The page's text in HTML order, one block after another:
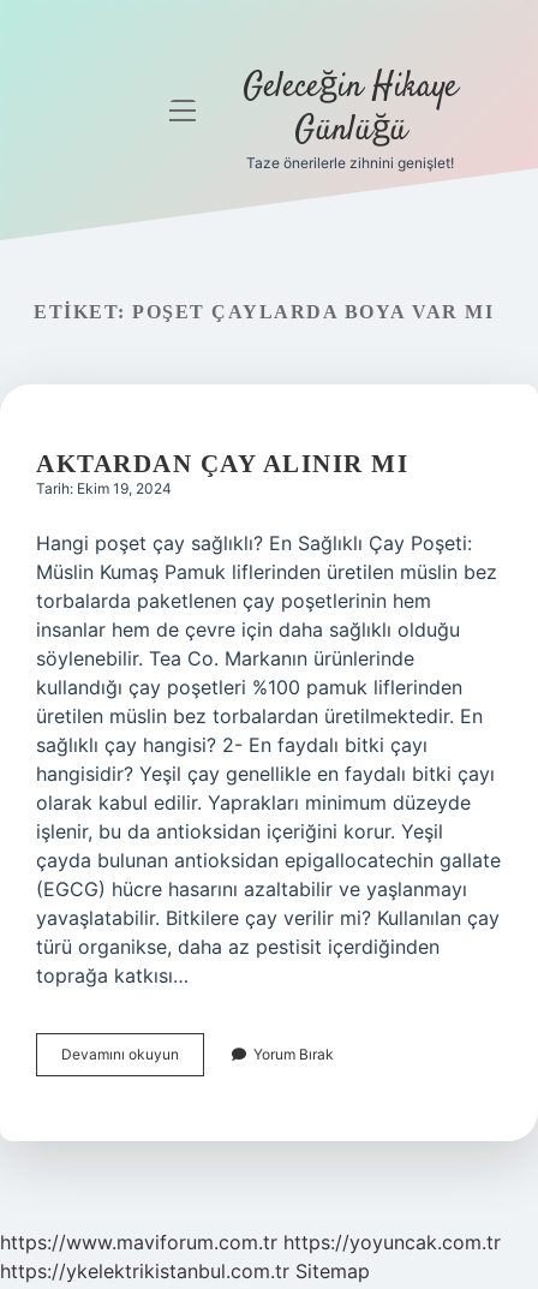
Gizlilik
Yasal Uyarı
Hakkımızda
menüyü Geleceğin Hikaye
Günlüğü
Taze önerilerle zihnini genişlet!
ETIKET: POŞET ÇAYLARDA BOYA VAR MI
AKTARDAN ÇAY ALINIR MI
Tarih: Ekim 19, 2024
Hangi poşet çay sağlıklı? En Sağlıklı Çay Poşeti:
Müslin Kumaş Pamuk liflerinden üretilen müslin bez
torbalarda paketlenen çay poşetlerinin hem
insanlar hem de çevre için daha sağlıklı olduğu
söylenebilir. Tea Co. Markanın ürünlerinde
kullandığı çay poşetleri %100 pamuk liflerinden
üretilen müslin bez torbalardan üretilmektedir. En
sağlıklı çay hangisi? 2- En faydalı bitki çayı
hangisidir? Yeşil çay genellikle en faydalı bitki çayı
olarak kabul edilir. Yaprakları minimum düzeyde
işlenir, bu da antioksidan içeriğini korur. Yeşil
çayda bulunan antioksidan epigallocatechin gallate
(EGCG) hücre hasarını azaltabilir ve yaşlanmayı
yavaşlatabilir. Bitkilere çay verilir mi? Kullanılan çay
türü organikse, daha az pestisit içerdiğinden
toprağa katkısı…
Devamını okuyun Aktardan
Çay
Yorum Bırak
https://www.maviforum.com.tr https://yoyuncak.com.tr
https://ykelektrikistanbul.com.tr Sitemap